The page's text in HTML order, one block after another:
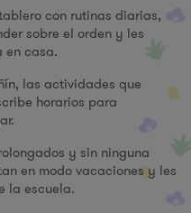
con rutinas diarias,
sobre el orden y les
en casa.
las actividades que
horarios para
y sin ninguna
en modo vacaciones y les
la escuela.